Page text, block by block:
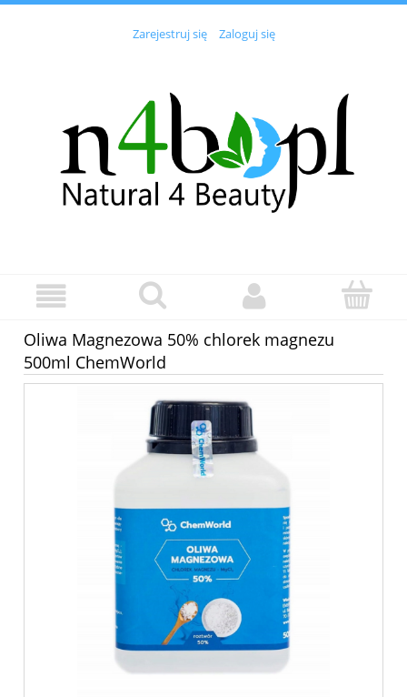
Zarejestruj się Zaloguj się
Oliwa Magnezowa 50% chlorek magnezu
500ml ChemWorld